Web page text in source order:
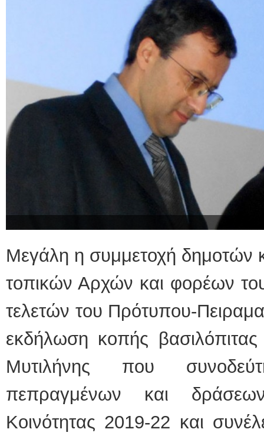
Μεγάλη η συμμετοχή
τοπικών Αρχών και φορέων
τελετών του Πρότυπου-
εκδήλωση κοπής βασιλόπιτας
Μυτιλήνης που
πεπραγμένων και
Κοινότητας 2019-22 και